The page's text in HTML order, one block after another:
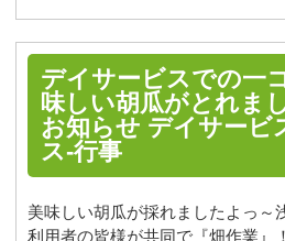
デイサービスでの一
味しい胡瓜がとれま
お知らせ デイサービ
ス-行事
美味しい胡瓜が採れましたよっ～
利用者の皆様が共同で『畑作業』